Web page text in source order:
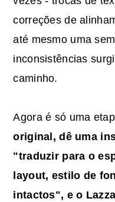
correções de
até mesmo uma
inconsistências
caminho.
Agora é só uma
original, dê uma
"traduzir para o
layout, estilo de
intactos", e o